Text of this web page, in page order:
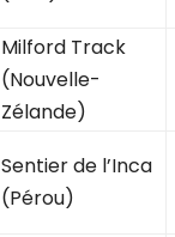
Milford Track
(Nouvelle-
Zélande)
Sentier de l’Inca
(Pérou)